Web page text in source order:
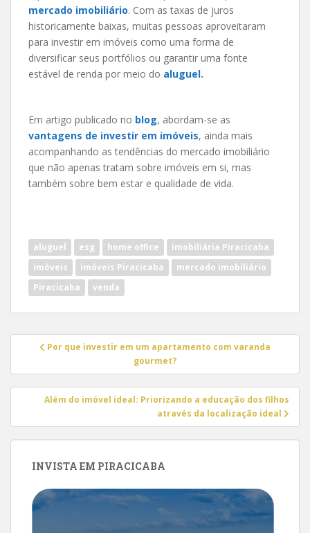
mercado imobiliário. Com as taxas de juros
historicamente baixas, muitas pessoas aproveitaram
para investir em imóveis como uma forma de
diversificar seus portfólios ou garantir uma fonte
estável de renda por meio do aluguel.
Em artigo publicado no blog, abordam-se as
vantagens de investir em imóveis, ainda mais
acompanhando as tendências do mercado imobiliário
que não apenas tratam sobre imóveis em si, mas
também sobre bem estar e qualidade de vida.
aluguel esg home office
imobiliária Piracicaba
imóveis
imóveis Piracicaba
mercado imobiliário
Piracicaba
venda
Navegação
Post
Por que investir em um apartamento com varanda
gourmet?
Além do imóvel ideal: Priorizando a educação dos filhos
através da localização ideal
INVISTA EM PIRACICABA